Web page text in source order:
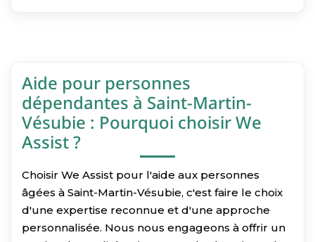
Aide pour personnes
dépendantes à Saint-Martin-
Vésubie : Pourquoi choisir We
Assist ?
Choisir We Assist pour l'aide aux personnes
âgées à Saint-Martin-Vésubie, c'est faire le choix
d'une expertise reconnue et d'une approche
personnalisée. Nous nous engageons à offrir un